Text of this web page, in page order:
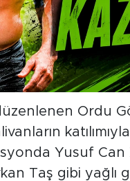
düzenlenen Ordu
Yusuf
Taş gibi yağlı